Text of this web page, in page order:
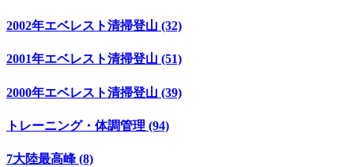
2002年エベレスト清掃登山 (32)
2001年エベレスト清掃登山 (51)
2000年エベレスト清掃登山 (39)
トレーニング・体調管理 (94)
7大陸最高峰 (8)